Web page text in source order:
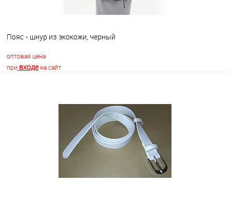
Пояс - шнур из экокожи, черный
оптовая цена
при входена сайт
Недоступно